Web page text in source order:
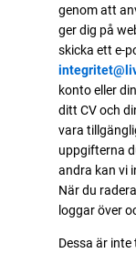
genom att
ger dig på
skicka ett e-
konto eller
ditt CV och
vara
uppgifterna
andra kan vi
När du
loggar över
Dessa är